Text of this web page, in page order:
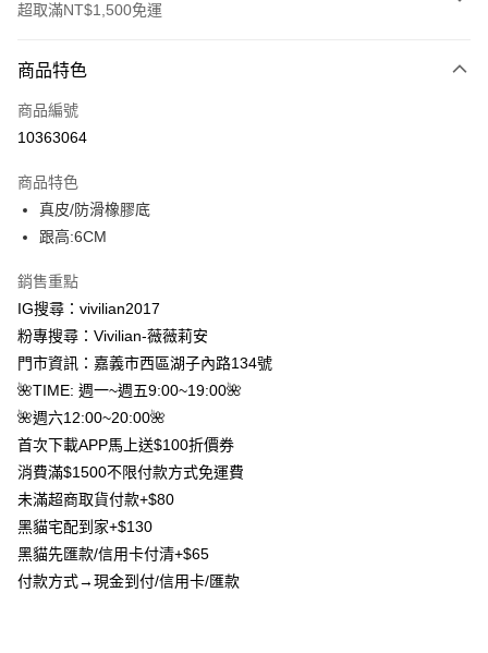
超取滿NT$1,500免運
信用卡一次付款
信用卡分期付款
合作金庫商業銀行
華南商業銀行
上海商業儲蓄銀行
臺灣中小企業銀行
匯豐（台灣）商業銀行
聯邦商業銀行
元大商業銀行
永豐商業銀行
台新國際商業銀行
台灣樂天信用卡公司
超商取貨付款
LINE Pay
Apple Pay
街口支付
悠遊付
Google Pay
大哥付你分期
相關說明
【大哥付你分期使用說明】
2.付款方式選擇「大哥付你分期」，訂單成立後會自動跳轉到大哥付的交易
流程，驗證手機門號後，選擇欲分期的期數、繳款截止日，確認付款後即完
成交易。
3.實際核准額度、可分期數及費用金額請依後續交易確認頁面所載為準。
AFTEE先享後付
相關說明
【關於「AFTEE先享後付」】
AFTEE先享後付是「在收到商品之後才付款」的支付方式。 讓您購物簡單
ATM付款
商品特色
商品編號
10363064
商品特色
真皮/防滑橡膠底
跟高:6CM
銷售重點
IG搜尋：vivilian2017
粉專搜尋：Vivilian-薇薇莉安
門市資訊：嘉義市西區湖子內路134號
🌺TIME: 週一~週五9:00~19:00🌺
🌺週六12:00~20:00🌺
首次下載APP馬上送$100折價券
消費滿$1500不限付款方式免運費
未滿超商取貨付款+$80
黑貓宅配到家+$130
黑貓先匯款/信用卡付清+$65
付款方式→現金到付/信用卡/匯款